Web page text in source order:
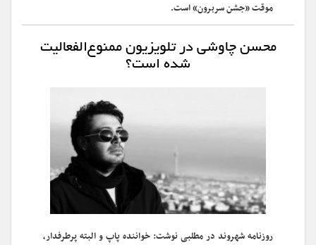
موقت «جشن سربرون» است.
محسن چاوشی در تلویزیون ممنوع‌الفعالیت
شده است؟
روزنامه شهروند در مطلبی نوشت: خواننده پاپ و البته پرطرفدار،